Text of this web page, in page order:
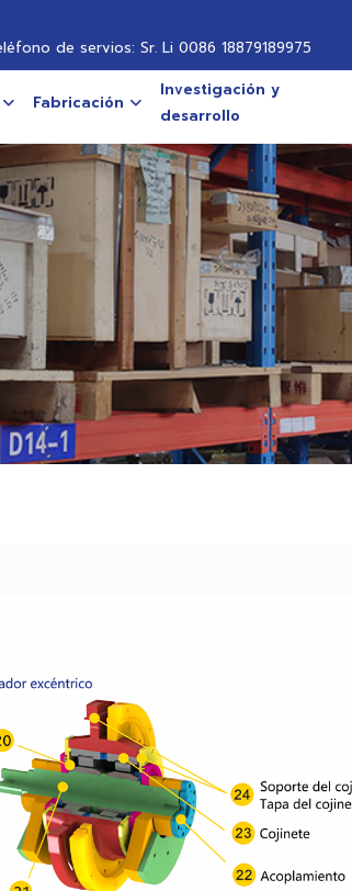
de servios: Sr. Li 0086 18879189975
Fabricación
Investigación y
desarrollo